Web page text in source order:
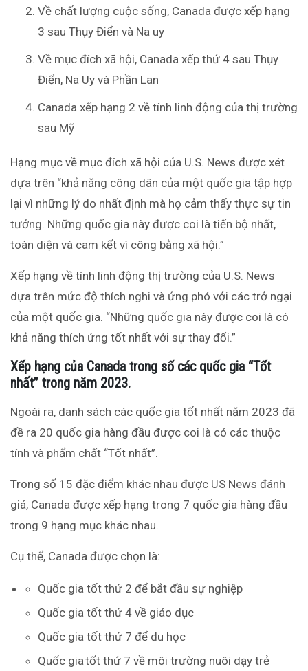
Về chất lượng cuộc sống, Canada được xếp hạng
3 sau Thụy Điển và Na uy
Về mục đích xã hội, Canada xếp thứ 4 sau Thụy
Điển, Na Uy và Phần Lan
Canada xếp hạng 2 về tính linh động của thị trường
sau Mỹ
Hạng mục về mục đích xã hội của U.S. News được xét
dựa trên “khả năng công dân của một quốc gia tập hợp
lại vì những lý do nhất định mà họ cảm thấy thực sự tin
tưởng. Những quốc gia này được coi là tiến bộ nhất,
toàn diện và cam kết vì công bằng xã hội.”
Xếp hạng về tính linh động thị trường của U.S. News
dựa trên mức độ thích nghi và ứng phó với các trở ngại
của một quốc gia. “Những quốc gia này được coi là có
khả năng thích ứng tốt nhất với sự thay đổi.”
Xếp hạng của Canada trong số các quốc gia “Tốt
nhất” trong năm 2023.
Ngoài ra, danh sách các quốc gia tốt nhất năm 2023 đã
đề ra 20 quốc gia hàng đầu được coi là có các thuộc
tính và phẩm chất “Tốt nhất”.
Trong số 15 đặc điểm khác nhau được US News đánh
giá, Canada được xếp hạng trong 7 quốc gia hàng đầu
trong 9 hạng mục khác nhau.
Cụ thể, Canada được chọn là:
Quốc gia tốt thứ 2 để bắt đầu sự nghiệp
Quốc gia tốt thứ 4 về giáo dục
Quốc gia tốt thứ 7 để du học
Quốc gia tốt thứ 7 về môi trường nuôi dạy trẻ